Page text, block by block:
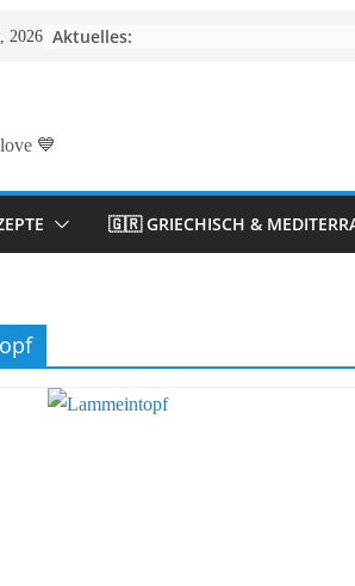
2026 Aktuelles:
💙
🇬🇷 GRIECHISCH &